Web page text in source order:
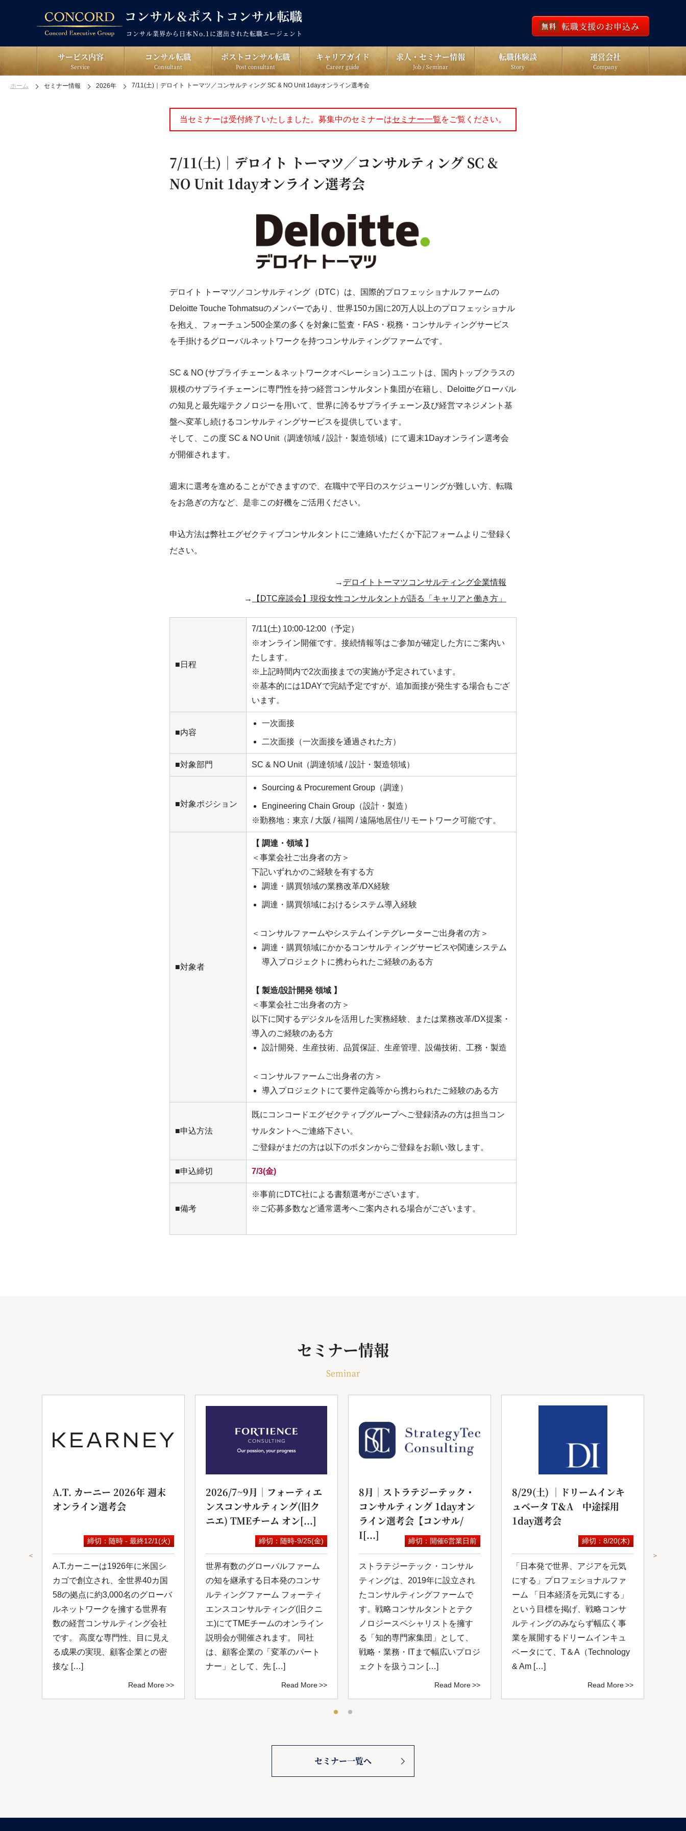
コンサル業界から日本Ｎo.1に選出された転職エージェント
無料 転職支援のお申込み
サービス内容
Service
コンサル転職
Consultant
ポストコンサル転職
Post consultant
キャリアガイド
Career guide
求人・セミナー情報
Job / Seminar
転職体験談
Story
運営会社
Company
ホーム セミナー情報 2026年 7/11(土)｜デロイト トーマツ／コンサルティング SC & NO Unit 1dayオンライン選考会
当セミナーは受付終了いたしました。募集中のセミナーはセミナー一覧をご覧ください。
7/11(土)｜デロイト トーマツ／コンサルティング SC &
NO Unit 1dayオンライン選考会
デロイト トーマツ／コンサルティング（DTC）は、国際的プロフェッショナルファームの
Deloitte Touche Tohmatsuのメンバーであり、世界150カ国に20万人以上のプロフェッショナル
を抱え、フォーチュン500企業の多くを対象に監査・FAS・税務・コンサルティングサービス
を手掛けるグローバルネットワークを持つコンサルティングファームです。
SC & NO (サプライチェーン＆ネットワークオペレーション) ユニットは、国内トップクラスの
規模のサプライチェーンに専門性を持つ経営コンサルタント集団が在籍し、Deloitteグローバル
の知見と最先端テクノロジーを用いて、世界に誇るサプライチェーン及び経営マネジメント基
盤へ変革し続けるコンサルティングサービスを提供しています。
そして、この度 SC & NO Unit（調達領域 / 設計・製造領域）にて週末1Dayオンライン選考会
が開催されます。
週末に選考を進めることができますので、在職中で平日のスケジューリングが難しい方、転職
をお急ぎの方など、是非この好機をご活用ください。
申込方法は弊社エグゼクティブコンサルタントにご連絡いただくか下記フォームよりご登録く
ださい。
→ デロイトトーマツコンサルティング企業情報
→
【DTC座談会】現役女性コンサルタントが語る「キャリアと働き方」
■日程
7/11(土) 10:00‐12:00（予定）
※オンライン開催です。接続情報等はご参加が確定した方にご案内い
たします。
※上記時間内で2次面接までの実施が予定されています。
※基本的には1DAYで完結予定ですが、追加面接が発生する場合もござ
います。
■内容
一次面接
二次面接（一次面接を通過された方）
■対象部門 SC & NO Unit（調達領域 / 設計・製造領域）
■対象ポジション
Sourcing & Procurement Group（調達）
Engineering Chain Group（設計・製造）
※勤務地：東京 / 大阪 / 福岡 / 遠隔地居住/リモートワーク可能です。
■対象者
【 調達・領域 】
＜事業会社ご出身者の方＞
下記いずれかのご経験を有する方
調達・購買領域の業務改革/DX経験
調達・購買領域におけるシステム導入経験
＜コンサルファームやシステムインテグレーターご出身者の方＞
調達・購買領域にかかるコンサルティングサービスや関連システム
導入プロジェクトに携わられたご経験のある方
【 製造/設計開発 領域 】
＜事業会社ご出身者の方＞
以下に関するデジタルを活用した実務経験、または業務改革/DX提案・
導入のご経験のある方
設計開発、生産技術、品質保証、生産管理、設備技術、工務・製造
＜コンサルファームご出身者の方＞
導入プロジェクトにて要件定義等から携わられたご経験のある方
■申込方法
既にコンコードエグゼクティブグループへご登録済みの方は担当コン
サルタントへご連絡下さい。
ご登録がまだの方は以下のボタンからご登録をお願い致します。
■申込締切 7/3(金)
■備考
※事前にDTC社による書類選考がございます。
※ご応募多数など通常選考へご案内される場合がございます。
セミナー情報
Seminar
＜
A.T. カーニー 2026年 週末
オンライン選考会
締切：随時 - 最終12/1(火)
A.T.カーニーは1926年に米国シ
カゴで創立され、全世界40カ国
58の拠点に約3,000名のグローバ
ルネットワークを擁する世界有
数の経営コンサルティング会社
です。 高度な専門性、目に見え
る成果の実現、顧客企業との密
接な […]
Read More
2026/7~9月｜フォーティエ
ンスコンサルティング(旧ク
ニエ) TMEチーム オン[...]
締切：随時-9/25(金)
世界有数のグローバルファーム
の知を継承する日本発のコンサ
ルティングファーム フォーティ
エンスコンサルティング(旧クニ
エ)にてTMEチームのオンライン
説明会が開催されます。 同社
は、顧客企業の「変革のパート
ナー」として、先 […]
Read More
8月｜ストラテジーテック・
コンサルティング 1dayオン
ライン選考会【コンサル/
I[...]
締切：開催6営業日前
ストラテジーテック・コンサル
ティングは、2019年に設立され
たコンサルティングファームで
す。戦略コンサルタントとテク
ノロジースペシャリストを擁す
る「知的専⾨家集団」として、
戦略・業務・ITまで幅広いプロジ
ェクトを扱うコン […]
Read More
8/29(土) ｜ドリームインキ
ュベータ T＆A 中途採用
1day選考会
締切：8/20(木)
「日本発で世界、アジアを元気
にする」プロフェショナルファ
ーム 「日本経済を元気にする」
という目標を掲げ、戦略コンサ
ルティングのみならず幅広く事
業を展開するドリームインキュ
ベータにて、T＆A（Technology
& Am […]
Read More
＞
セミナー一覧へ